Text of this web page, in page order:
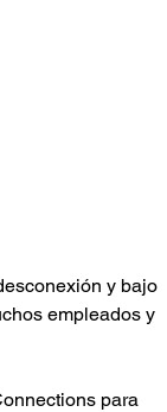
y bajo
empleados y
para